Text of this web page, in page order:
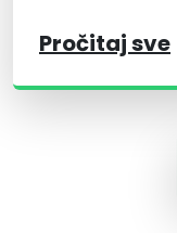
Pročitaj sve